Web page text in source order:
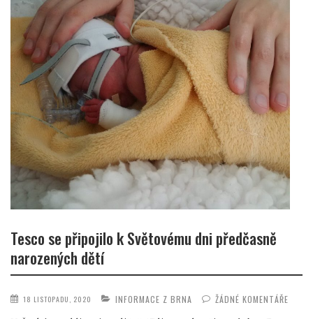
Tesco se připojilo k Světovému dni předčasně
narozených dětí
18 LISTOPADU, 2020 INFORMACE Z BRNA ŽÁDNÉ KOMENTÁŘE